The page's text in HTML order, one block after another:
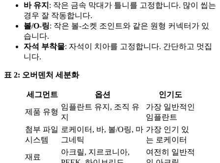
바 유지 : 작은 금속 막대가 틀니를 고정합니다. 많이 씹는
경우 잘 작동합니다.
볼/O-링: 작은 볼-소켓 조인트와 같은 원형 커넥터가 있
습니다.
자석 부착물: 자석이 치아를 고정합니다. 간단하고 멋집
니다.
표 2: 오버덴처 세분화
세그먼트 옵션 인기도
제품 유형
임플란트 유지, 조직 유
지
가장 일반적인
임플란트
첨부 파일
시스템
로케이터, 바, 볼/O링, 마
그네틱
가장 인기 있
는 로케이터
재료
아크릴, 지르코니아,
여전히 일반적